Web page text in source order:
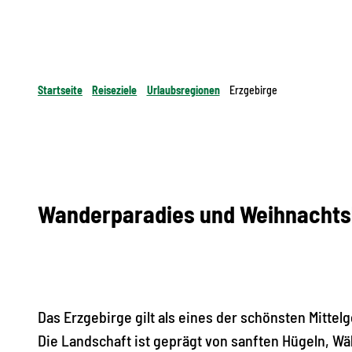
Startseite Reiseziele Urlaubsregionen
Erzgebirge
Wanderparadies und
Das Erzgebirge gilt als eines der schönsten
Die Landschaft ist geprägt von sanften Hügeln,